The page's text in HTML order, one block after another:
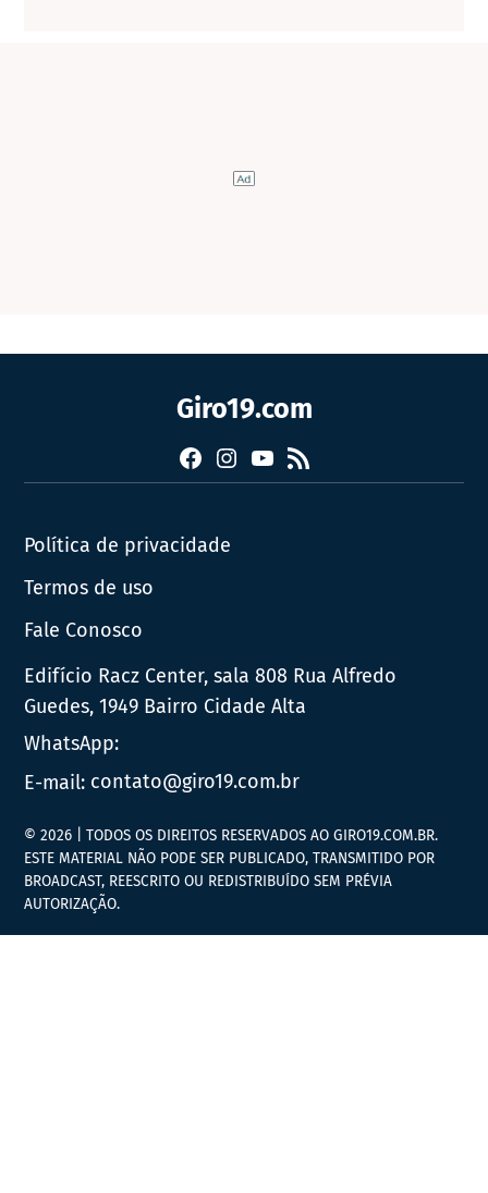
Giro19.com
FacebookInstagram
YouTube
RSS
Política de privacidade
Termos de uso
Fale Conosco
Edifício Racz Center, sala 808 Rua Alfredo
Guedes, 1949 Bairro Cidade Alta
WhatsApp:
E-mail: contato@giro19.com.br
© 2026 | TODOS OS DIREITOS RESERVADOS AO GIRO19.COM.BR.
ESTE MATERIAL NÃO PODE SER PUBLICADO, TRANSMITIDO POR
BROADCAST, REESCRITO OU REDISTRIBUÍDO SEM PRÉVIA
AUTORIZAÇÃO.